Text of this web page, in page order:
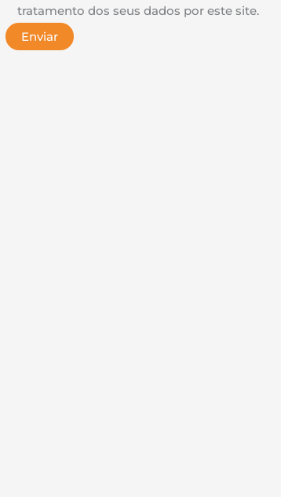
tratamento dos seus dados por este site.